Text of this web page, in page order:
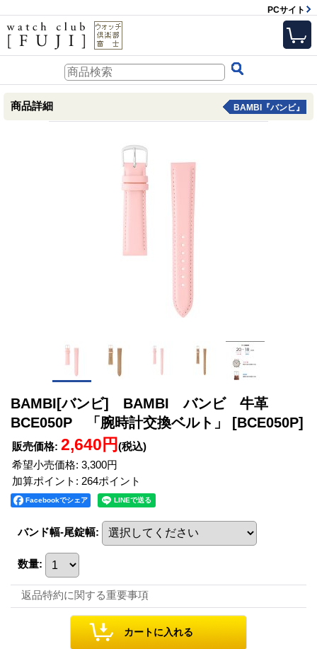
PCサイト
商品詳細 BAMBI『バンビ』
BAMBI[バンビ] BAMBI バンビ 牛革
BCE050P 「腕時計交換ベルト」
[BCE050P]
販売価格: 2,640円 (税込)
希望小売価格: 3,300円
加算ポイント: 264ポイント
Facebookでシェア
バンド幅-尾錠幅:
数量:
返品特約に関する重要事項